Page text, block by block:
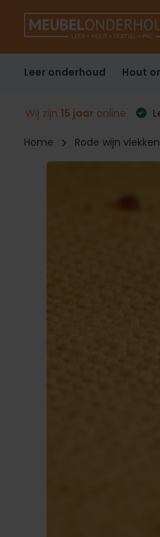
Leer onderhoud Hout
Wij zijn 15 jaaronline
Home Rode wijn